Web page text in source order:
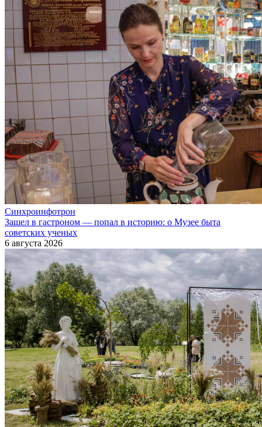
Синхроинфотрон
Зашел в гастроном — попал в историю: о Музее быта
советских ученых
6 августа 2026